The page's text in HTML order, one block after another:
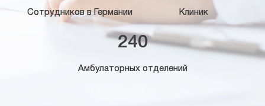
Сотрудников в Германии Клиник
240
Амбулаторных отделений